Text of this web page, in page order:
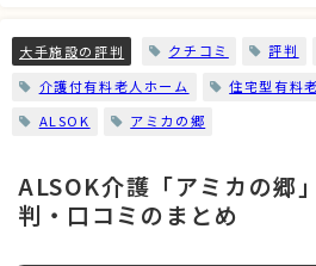
大手施設の評判 クチコミ 評判
介護付有料老人ホーム
住宅型有料
ALSOK
アミカの郷
ALSOK介護「アミカの郷
判・口コミのまとめ